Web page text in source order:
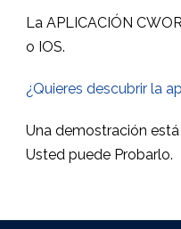
La APLICACIÓN
o IOS.
¿Quieres descubrir la
Una demostración
Usted puede Probarlo.